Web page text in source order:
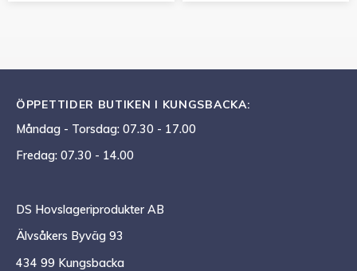
ÖPPETTIDER BUTIKEN I KUNGSBACKA:
Måndag - Torsdag: 07.30 - 17.00
Fredag: 07.30 - 14.00
DS Hovslageriprodukter AB
Älvsåkers Byväg 93
434 99 Kungsbacka